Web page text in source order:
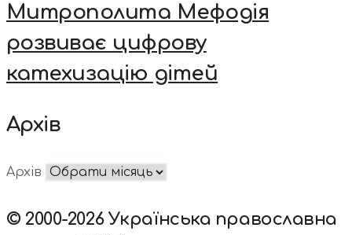
Митрополита Мефодія
розвиває цифрову
катехизацію дітей
Архів
Архів
© 2000-2026 Українська православна